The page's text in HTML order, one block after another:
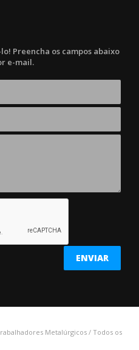
Preencha os campos abaixo
e-mail.
Metalúrgicos / Todos os